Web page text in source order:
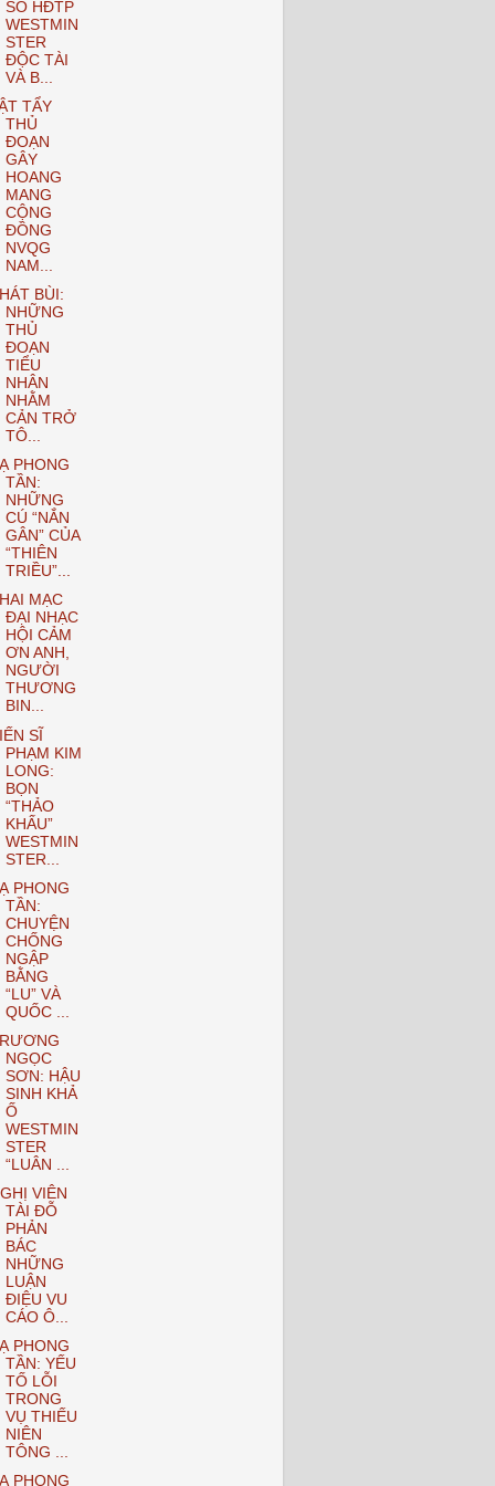
SỐ HĐTP
WESTMIN
STER
ĐỘC TÀI
VÀ B...
TẨY
THỦ
ĐOẠN
GÂY
HOANG
MANG
CỘNG
ĐỒNG
NVQG
NAM...
BÙI:
NHỮNG
THỦ
ĐOẠN
TIỂU
NHÂN
NHẰM
CẢN TRỞ
TÔ...
PHONG
TẦN:
NHỮNG
CÚ “NẮN
GÂN” CỦA
“THIÊN
TRIỀU”...
MẠC
ĐẠI NHẠC
HỘI CẢM
ƠN ANH,
NGƯỜI
THƯƠNG
BIN...
SĨ
PHẠM KIM
LONG:
BỌN
“THẢO
KHẤU”
WESTMIN
STER...
PHONG
TẦN:
CHUYỆN
CHỐNG
NGẬP
BẰNG
“LU” VÀ
QUỐC ...
NGỌC
SƠN: HẬU
SINH KHẢ
Ố
WESTMIN
STER
“LUÂN ...
VIÊN
TÀI ĐỖ
PHẢN
BÁC
NHỮNG
LUẬN
ĐIỆU VU
CÁO Ô...
PHONG
TẦN: YẾU
TỐ LỖI
TRONG
VỤ THIẾU
NIÊN
TÔNG ...
PHONG